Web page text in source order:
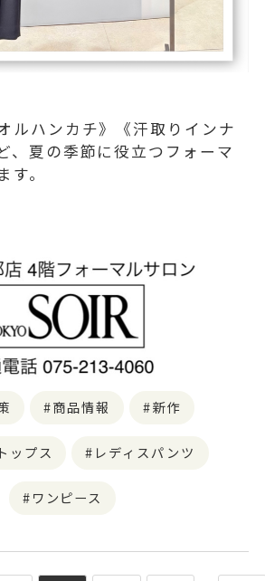
ルハンカチ》《汗取りインナ
、夏の季節に役立つフォーマ
。
商品情報 新作
ップス レディスパンツ
ワンピース